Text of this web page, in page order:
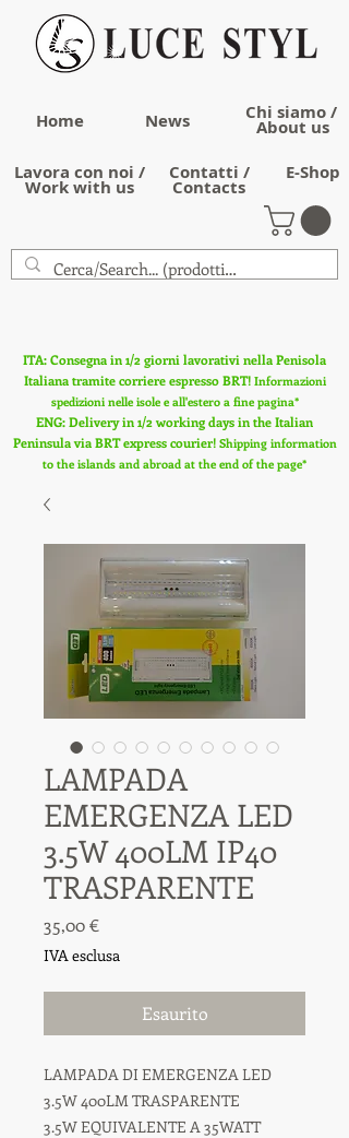
Home News Chi siamo /
About us
Lavora con noi /
Work with us
Contatti /
Contacts
E-Shop
ITA: Consegna in 1/2 giorni lavorativi nella Penisola
Italiana tramite corriere espresso BRT! Informazioni
spedizioni nelle isole e all'estero a fine pagina*
ENG: Delivery in 1/2 working days in the Italian
Peninsula via BRT express courier! Shipping information
to the islands and abroad at the end of the page*
LAMPADA
EMERGENZA LED
3.5W 400LM IP40
TRASPARENTE
35,00 €Prezzo
IVA esclusa
Esaurito
LAMPADA DI EMERGENZA LED
3.5W 400LM TRASPARENTE
3.5W EQUIVALENTE A 35WATT